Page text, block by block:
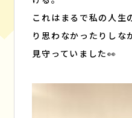
これはまるで私の人
り思わなかったりしな
見守っていました👀